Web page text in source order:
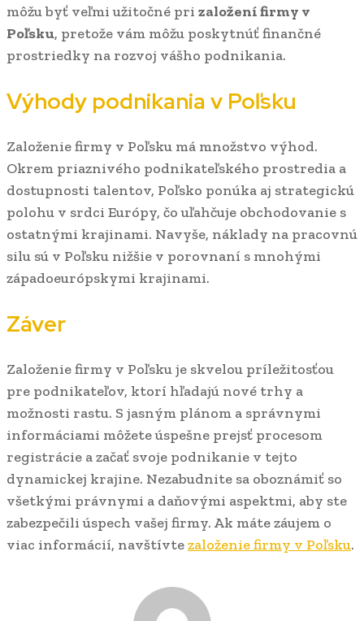
môžu byť veľmi užitočné pri založení firmy v
Poľsku, pretože vám môžu poskytnúť finančné
prostriedky na rozvoj vášho podnikania.
Výhody podnikania v Poľsku
Založenie firmy v Poľsku má množstvo výhod.
Okrem priaznivého podnikateľského prostredia a
dostupnosti talentov, Poľsko ponúka aj strategickú
polohu v srdci Európy, čo uľahčuje obchodovanie s
ostatnými krajinami. Navyše, náklady na pracovnú
silu sú v Poľsku nižšie v porovnaní s mnohými
západoeurópskymi krajinami.
Záver
Založenie firmy v Poľsku je skvelou príležitosťou
pre podnikateľov, ktorí hľadajú nové trhy a
možnosti rastu. S jasným plánom a správnymi
informáciami môžete úspešne prejsť procesom
registrácie a začať svoje podnikanie v tejto
dynamickej krajine. Nezabudnite sa oboznámiť so
všetkými právnymi a daňovými aspektmi, aby ste
zabezpečili úspech vašej firmy. Ak máte záujem o
viac informácií, navštívtezaloženie firmy v Poľsku.